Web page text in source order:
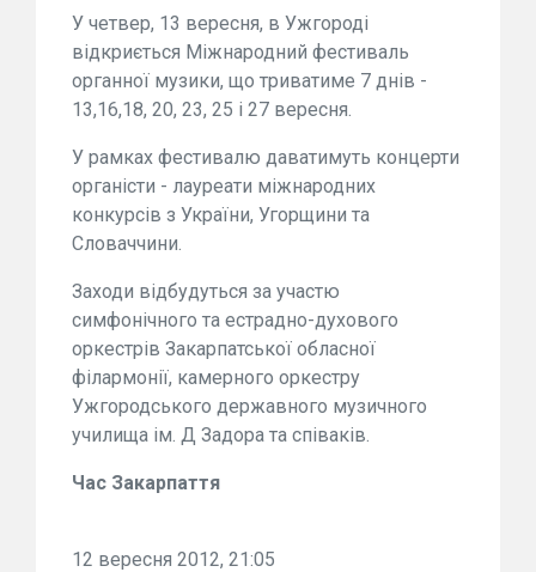
У четвер, 13 вересня, в Ужгороді
відкриється Міжнародний фестиваль
органної музики, що триватиме 7 днів -
13,16,18, 20, 23, 25 і 27 вересня.
У рамках фестивалю даватимуть концерти
органісти - лауреати міжнародних
конкурсів з України, Угорщини та
Словаччини.
Заходи відбудуться за участю
симфонічного та естрадно-духового
оркестрів Закарпатської обласної
філармонії, камерного оркестру
Ужгородського державного музичного
училища ім. Д Задора та співаків.
Час Закарпаття
12 вересня 2012, 21:05